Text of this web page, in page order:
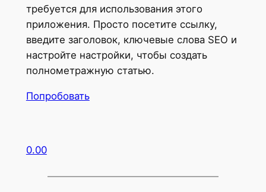
требуется для использования этого
приложения. Просто посетите ссылку,
введите заголовок, ключевые слова SEO и
настройте настройки, чтобы создать
полнометражную статью.
Попробовать
0.00